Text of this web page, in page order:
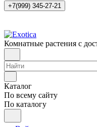
+7(999) 345-27-21
Комнатные растения с
Каталог
По всему сайту
По каталогу